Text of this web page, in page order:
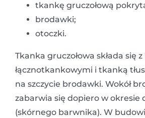
tkankę gruczołową
brodawki;
otoczki.
Tkanka gruczołowa składa
łącznotkankowymi i tkanką
na szczycie brodawki. Wokół
zabarwia się dopiero w okresie
(skórnego barwnika). W